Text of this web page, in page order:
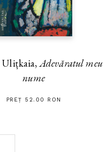
Ulițkaia,Adevăratul meu
nume
PREȚ 52.00 RON